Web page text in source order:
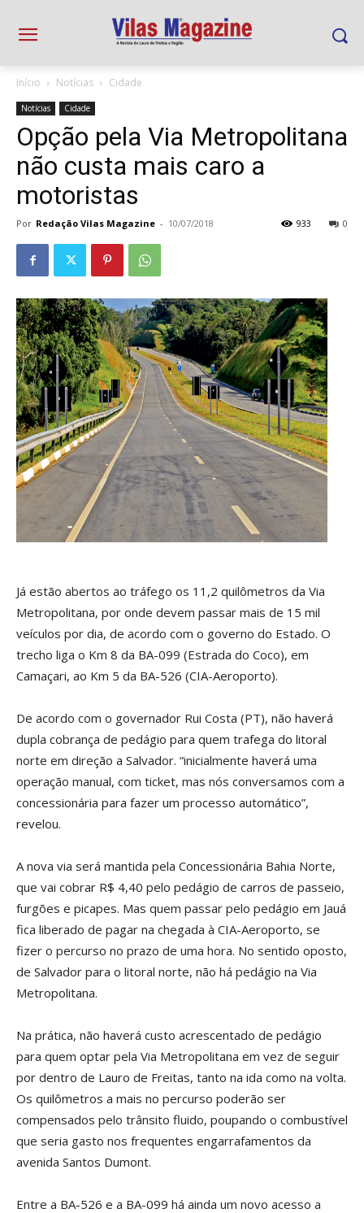
Início Notícias Cidade
Notícias Cidade
Opção pela Via Metropolitana
não custa mais caro a
motoristas
Por Redação Vilas Magazine - 10/07/2018 0
933
Já estão abertos ao tráfego os 11,2 quilômetros da Via
Metropolitana, por onde devem passar mais de 15 mil
veículos por dia, de acordo com o governo do Estado. O
trecho liga o Km 8 da BA-099 (Estrada do Coco), em
Camaçari, ao Km 5 da BA-526 (CIA-Aeroporto).
De acordo com o governador Rui Costa (PT), não haverá
dupla cobrança de pedágio para quem trafega do litoral
norte em direção a Salvador. “inicialmente haverá uma
operação manual, com ticket, mas nós conversamos com a
concessionária para fazer um processo automático”,
revelou.
A nova via será mantida pela Concessionária Bahia Norte,
que vai cobrar R$ 4,40 pelo pedágio de carros de passeio,
furgões e picapes. Mas quem passar pelo pedágio em Jauá
fica liberado de pagar na chegada à CIA-Aeroporto, se
fizer o percurso no prazo de uma hora. No sentido oposto,
de Salvador para o litoral norte, não há pedágio na Via
Metropolitana.
Na prática, não haverá custo acrescentado de pedágio
para quem optar pela Via Metropolitana em vez de seguir
por dentro de Lauro de Freitas, tanto na ida como na volta.
Os quilômetros a mais no percurso poderão ser
compensados pelo trânsito fluido, poupando o combustível
que seria gasto nos frequentes engarrafamentos da
avenida Santos Dumont.
Entre a BA-526 e a BA-099 há ainda um novo acesso a